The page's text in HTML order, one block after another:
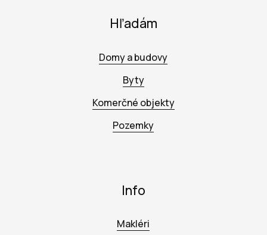
Hľadám
Domy a budovy
Byty
Komerčné objekty
Pozemky
Info
Makléri